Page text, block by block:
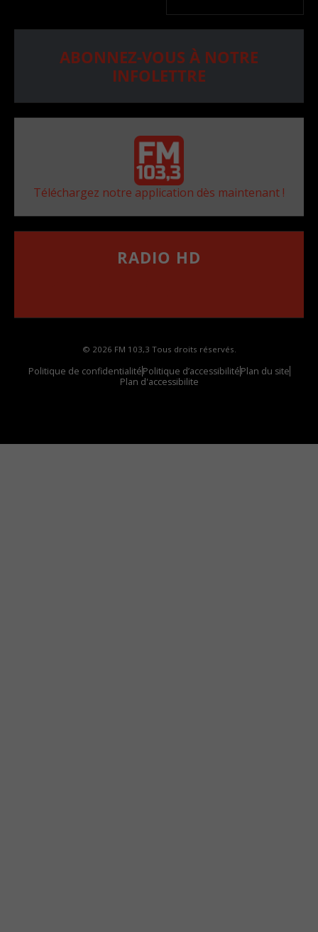
ABONNEZ-VOUS À NOTRE
INFOLETTRE
Téléchargez notre application dès maintenant !
RADIO HD
© 2026 FM 103,3 Tous droits réservés.
Politique de confidentialitéPolitique d’accessibilitéPlan du site
Plan d'accessibilite